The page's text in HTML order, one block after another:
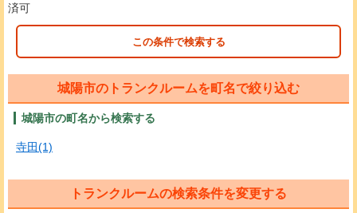
済可
この条件で検索する
城陽市のトランクルームを町名で絞り込む
城陽市の町名から検索する
寺田(1)
トランクルームの検索条件を変更する